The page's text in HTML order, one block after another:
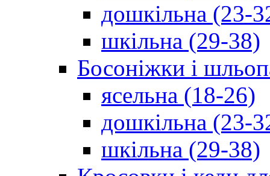
дошкільна (23-
шкільна (29-38)
Босоніжки і
ясельна (18-26)
дошкільна (23-
шкільна (29-38)